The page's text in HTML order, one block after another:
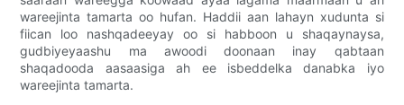
wareejinta tamarta oo hufan. Haddii aan lahayn xudunta si
fiican loo nashqadeeyay oo si habboon u shaqaynaysa,
gudbiyeyaashu ma awoodi doonaan inay qabtaan
shaqadooda aasaasiga ah ee isbeddelka danabka iyo
wareejinta tamarta.